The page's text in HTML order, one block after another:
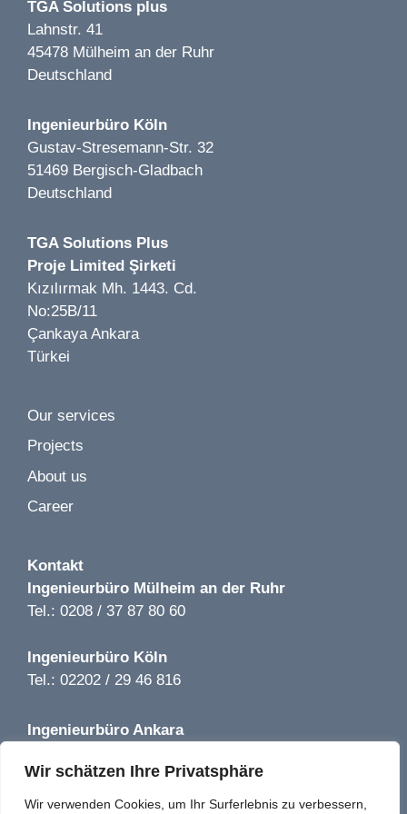
Wir schätzen Ihre Privatsphäre
Wir verwenden Cookies, um Ihr Surferlebnis zu verbessern,
Getränkemarkt Hoffmann LP 1-5 | Bernau |2019
Image 1 of 1
TGA Solutions plus
Lahnstr. 41
45478 Mülheim an der Ruhr
Deutschland
Ingenieurbüro Köln
Gustav-Stresemann-Str. 32
51469 Bergisch-Gladbach
Deutschland
TGA Solutions Plus
Proje Limited Şirketi
Kızılırmak Mh. 1443. Cd.
No:25B/11
Çankaya Ankara
Türkei
Our services
Projects
About us
Career
Kontakt
Ingenieurbüro Mülheim an der Ruhr
Tel.: 0208 / 37 87 80 60
Ingenieurbüro Köln
Tel.: 02202 / 29 46 816
Ingenieurbüro Ankara
info@tga-solutions-plus.de